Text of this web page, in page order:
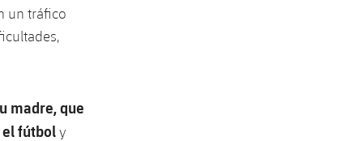
un tráfico
madre, que
el fútboly